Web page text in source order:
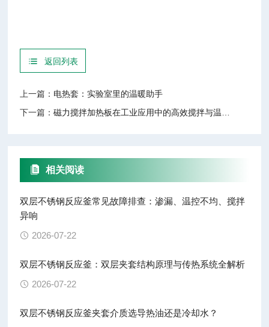
返回列表
上一篇： 电热套：实验室里的温暖助手
下一篇：磁力搅拌加热板在工业应用中的高效搅拌与温控技术
相关阅读
双层不锈钢反应釜常见故障排查：渗漏、温控不均、搅拌
异响
2026-07-22
双层不锈钢反应釜：双层夹套结构原理与传热系统全解析
2026-07-22
双层不锈钢反应釜夹套介质选导热油还是冷却水？